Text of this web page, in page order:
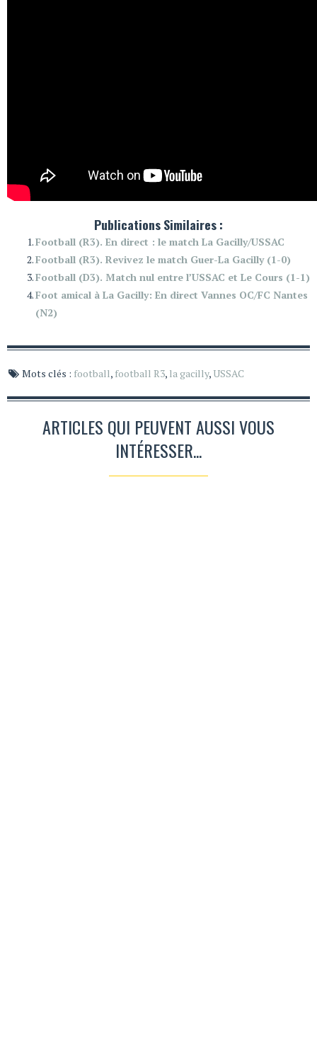
Publications Similaires :
Football (R3). En direct : le match La Gacilly/USSAC
Football (R3). Revivez le match Guer-La Gacilly (1-0)
Football (D3). Match nul entre l’USSAC et Le Cours (1-1)
Foot amical à La Gacilly: En direct Vannes OC/FC Nantes
(N2)
Mots clés : football, football R3, la gacilly, USSAC
ARTICLES QUI PEUVENT AUSSI VOUS
INTÉRESSER...